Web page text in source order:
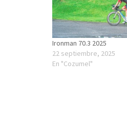
Ironman 70.3 2025
22 septiembre, 2025
En "Cozumel"